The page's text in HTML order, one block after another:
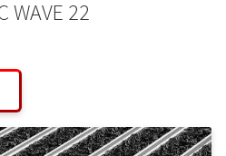
WAVE 22